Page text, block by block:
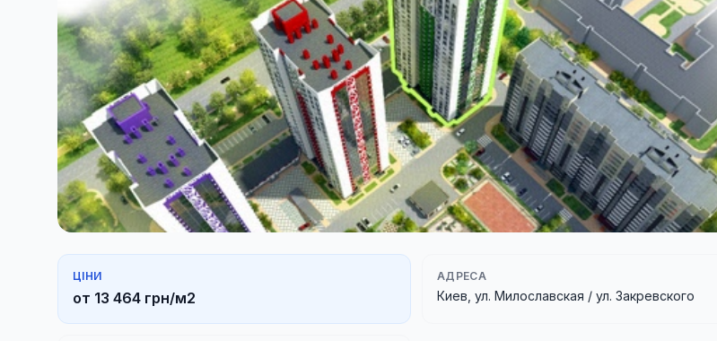
ЦІНИ
от 13 464 грн/м2
АДРЕСА
Киев, ул. Милославская / ул. Закревского